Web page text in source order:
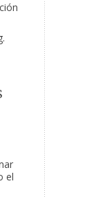
el